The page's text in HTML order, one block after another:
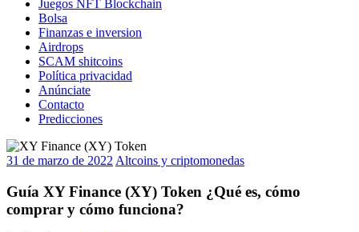
Juegos NFT Blockchain
Bolsa
Finanzas e inversion
Airdrops
SCAM shitcoins
Política privacidad
Anúnciate
Contacto
Predicciones
31 de marzo de 2022 Altcoins y criptomonedas
Guía XY Finance (XY) Token ¿Qué es, cómo
comprar y cómo funciona?